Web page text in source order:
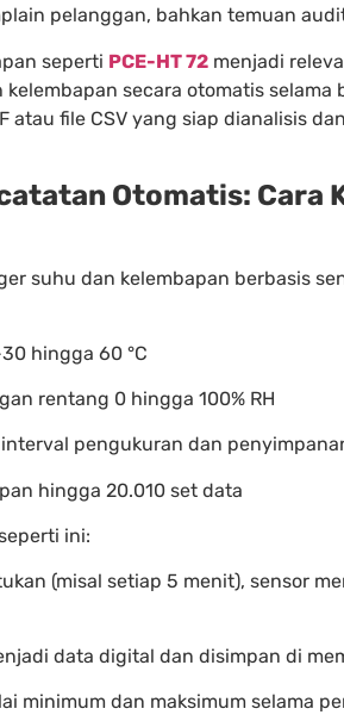
pelanggan, bahkan temuan
seperti PCE-HT 72 menjadi
secara otomatis selama
atau file CSV yang siap dianalisis
Otomatis: Cara
suhu dan kelembapan berbasis
hingga 60 °C
rentang 0 hingga 100% RH
pengukuran dan
hingga 20.010 set data
ini:
(misal setiap 5 menit), sensor
data digital dan disimpan di
minimum dan maksimum selama